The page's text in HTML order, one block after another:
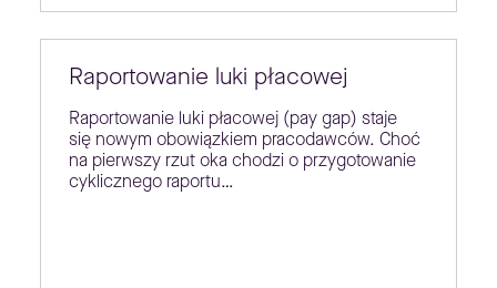
Raportowanie luki płacowej
Raportowanie luki płacowej (pay gap) staje
się nowym obowiązkiem pracodawców. Choć
na pierwszy rzut oka chodzi o przygotowanie
cyklicznego raportu…